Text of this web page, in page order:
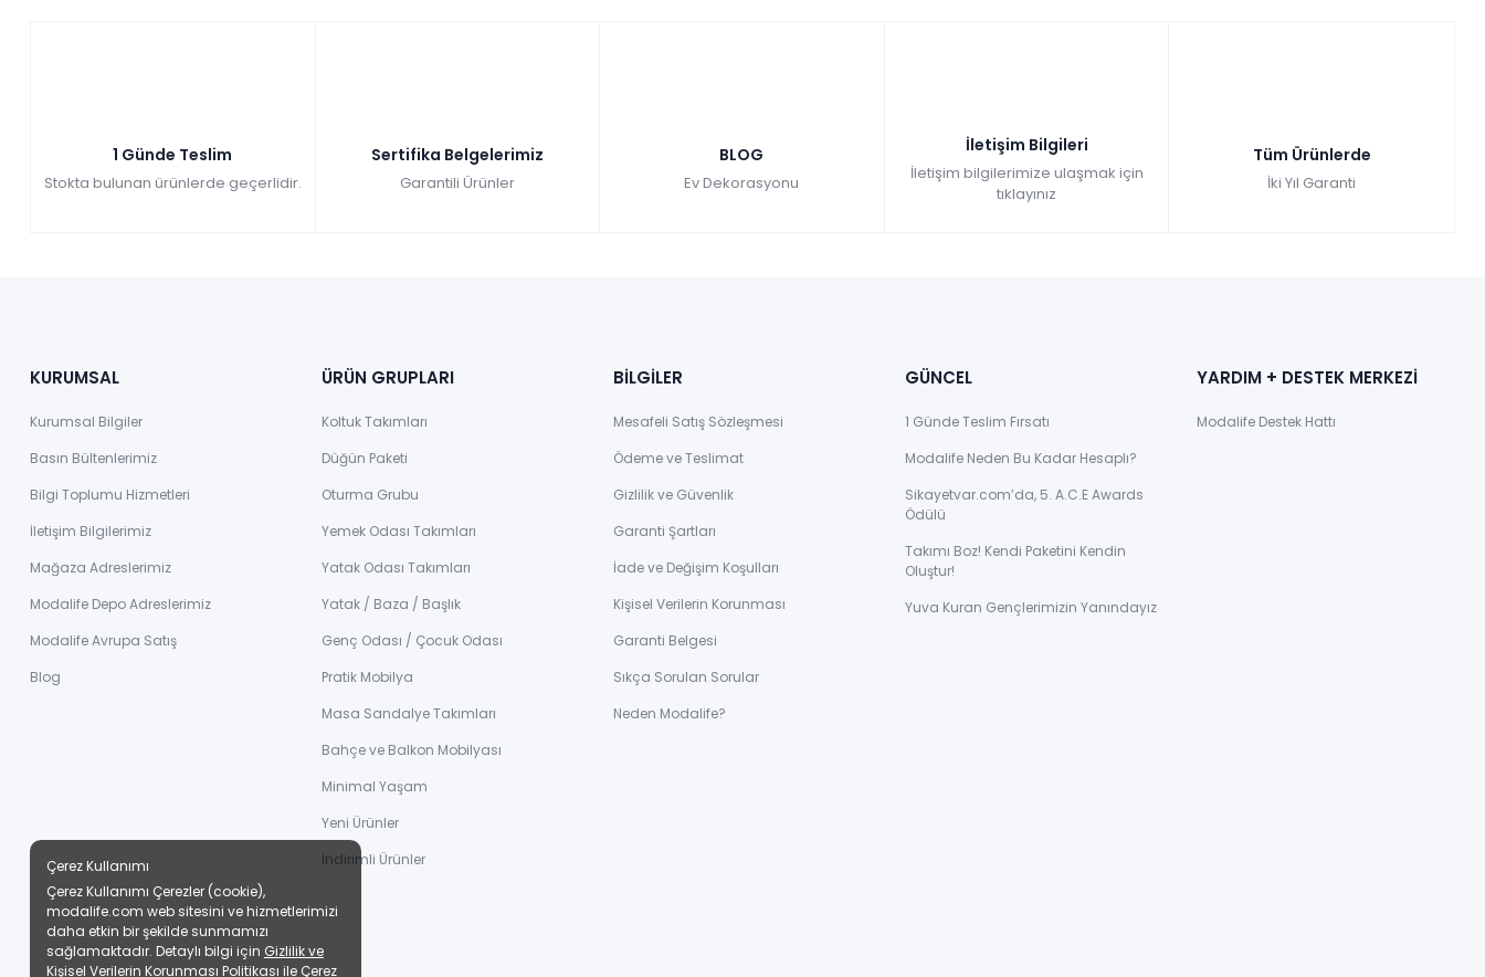
1 Günde Teslim
Stokta bulunan ürünlerde geçerlidir.
Sertifika Belgelerimiz
Garantili Ürünler
BLOG
Ev Dekorasyonu
İletişim Bilgileri
İletişim bilgilerimize ulaşmak için
tıklayınız
Tüm Ürünlerde
İki Yıl Garanti
KURUMSAL
Kurumsal Bilgiler
Basın Bültenlerimiz
Bilgi Toplumu Hizmetleri
İletişim Bilgilerimiz
Mağaza Adreslerimiz
Modalife Depo Adreslerimiz
Modalife Avrupa Satış
Blog
ÜRÜN GRUPLARI
Koltuk Takımları
Düğün Paketi
Oturma Grubu
Yemek Odası Takımları
Yatak Odası Takımları
Yatak / Baza / Başlık
Genç Odası / Çocuk Odası
Pratik Mobilya
Masa Sandalye Takımları
Bahçe ve Balkon Mobilyası
Minimal Yaşam
Yeni Ürünler
İndirimli Ürünler
BİLGİLER
Mesafeli Satış Sözleşmesi
Ödeme ve Teslimat
Gizlilik ve Güvenlik
Garanti Şartları
İade ve Değişim Koşulları
Kişisel Verilerin Korunması
Garanti Belgesi
Sıkça Sorulan Sorular
Neden Modalife?
GÜNCEL
1 Günde Teslim Fırsatı
Modalife Neden Bu Kadar Hesaplı?
Sikayetvar.com’da, 5. A.C.E Awards
Ödülü
Takımı Boz! Kendi Paketini Kendin
Oluştur!
Yuva Kuran Gençlerimizin Yanındayız
YARDIM + DESTEK MERKEZİ
Modalife Destek Hattı
Çerez Kullanımı
Çerez Kullanımı Çerezler (cookie),
modalife.com web sitesini ve hizmetlerimizi
daha etkin bir şekilde sunmamızı
sağlamaktadır. Detaylı bilgi için Gizlilik ve
Kişisel Verilerin Korunması Politikası ile Çerez